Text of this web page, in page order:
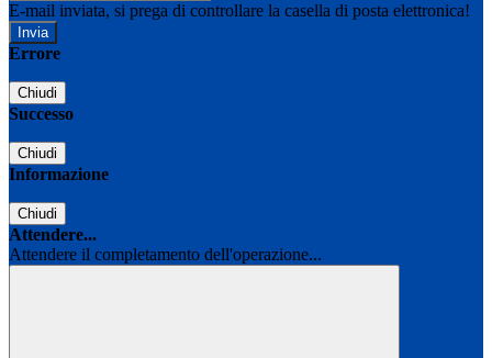
E-mail inviata, si prega di controllare la casella di posta elettronica!
Errore
Chiudi
Successo
Chiudi
Informazione
Chiudi
Attendere...
Attendere il completamento dell'operazione...